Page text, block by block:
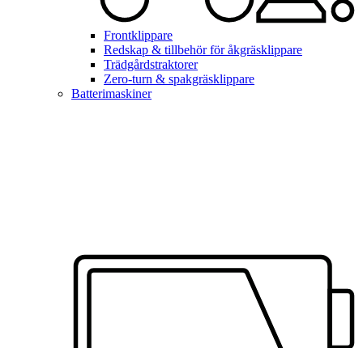
Frontklippare
Redskap & tillbehör för åkgräsklippare
Trädgårdstraktorer
Zero-turn & spakgräsklippare
Batterimaskiner